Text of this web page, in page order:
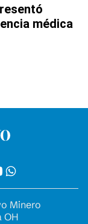
médica
Minero
OH